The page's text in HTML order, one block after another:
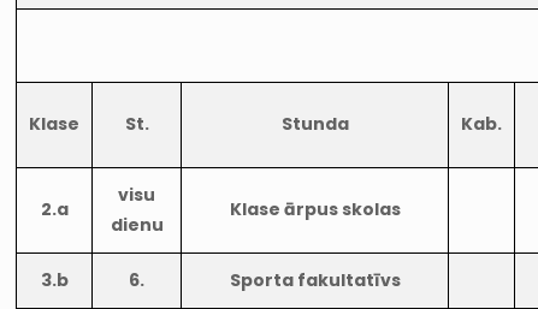
Klase St. Stunda Kab.
2.a
visu
dienu
Klase ārpus skolas
3.b 6. Sporta fakultatīvs